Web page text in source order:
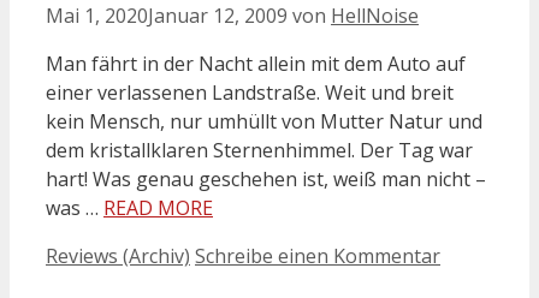
Mai 1, 2020Januar 12, 2009 von HellNoise
Man fährt in der Nacht allein mit dem Auto auf
einer verlassenen Landstraße. Weit und breit
kein Mensch, nur umhüllt von Mutter Natur und
dem kristallklaren Sternenhimmel. Der Tag war
hart! Was genau geschehen ist, weiß man nicht –
was … READ MORE
Kategorien
Reviews (Archiv) Schreibe einen Kommentar